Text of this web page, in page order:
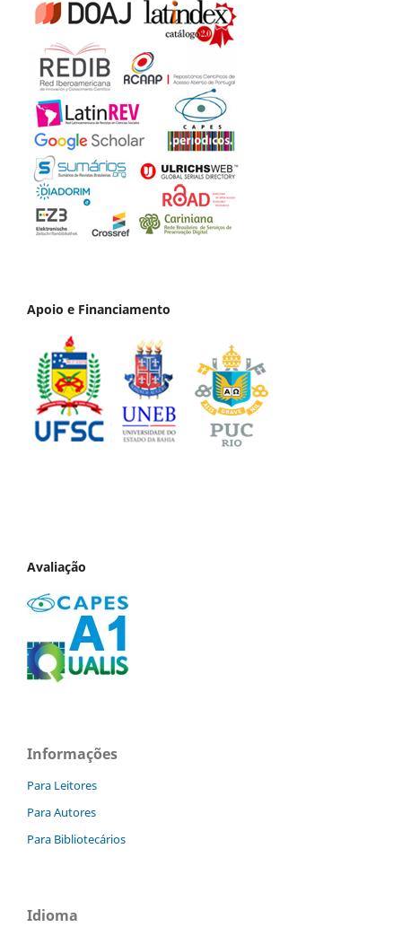
Apoio e Financiamento
Avaliação
Informações
Para Leitores
Para Autores
Para Bibliotecários
Idioma